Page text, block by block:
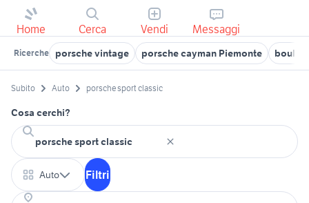
Home Cerca Vendi Messaggi
Ricerche porsche vintage porsche cayman Piemonte
Subito Auto porsche sport classic
Cosa cerchi?
Auto Filtri